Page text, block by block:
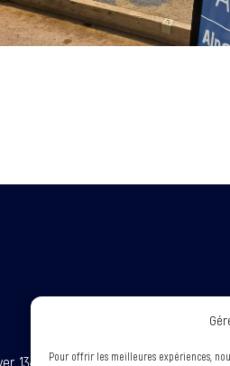
Pour offrir les meilleures expériences,
13400 Aubagne